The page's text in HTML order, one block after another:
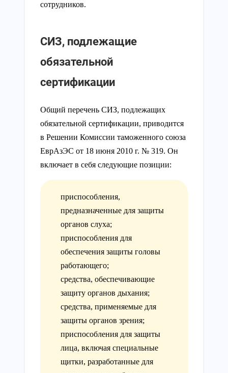
сотрудников.
СИЗ, подлежащие
обязательной
сертификации
Общий перечень СИЗ, подлежащих
обязательной сертификации, приводится
в Решении Комиссии таможенного союза
ЕврАзЭС от 18 июня 2010 г. № 319. Он
включает в себя следующие позиции:
приспособления,
предназначенные для защиты
органов слуха;
приспособления для
обеспечения защиты головы
работающего;
средства, обеспечивающие
защиту органов дыхания;
средства, применяемые для
защиты органов зрения;
приспособления для защиты
лица, включая специальные
щитки, разработанные для